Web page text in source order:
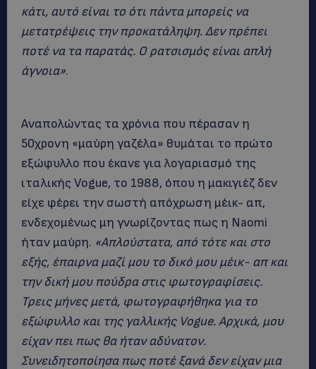
κάτι, αυτό είναι το ότι πάντα μπορείς να
μετατρέψεις την προκατάληψη. Δεν πρέπει
ποτέ να τα παρατάς. Ο ρατσισμός είναι απλή
άγνοια».
Αναπολώντας τα χρόνια που πέρασαν η
50χρονη «μαύρη γαζέλα» θυμάται το πρώτο
εξώφυλλο που έκανε για λογαριασμό της
ιταλικής Vogue, το 1988, όπου η μακιγιέζ δεν
είχε φέρει την σωστή απόχρωση μέικ- απ,
ενδεχομένως μη γνωρίζοντας πως η Naomi
ήταν μαύρη. «Απλούστατα, από τότε και στο
εξής, έπαιρνα μαζί μου το δικό μου μέικ- απ και
την δική μου πούδρα στις φωτογραφίσεις.
Τρεις μήνες μετά, φωτογραφήθηκα για το
εξώφυλλο και της γαλλικής Vogue. Αρχικά, μου
είχαν πει πως θα ήταν αδύνατον.
Συνειδητοποίησα πως ποτέ ξανά δεν είχαν μια